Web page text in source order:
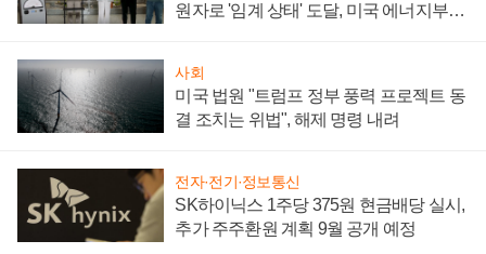
원자로 '임계 상태' 도달, 미국 에너지부
사회
미국 법원 "트럼프 정부 풍력 프로젝트 동
결 조치는 위법", 해제 명령 내려
전자·전기·정보통신
SK하이닉스 1주당 375원 현금배당 실시,
추가 주주환원 계획 9월 공개 예정